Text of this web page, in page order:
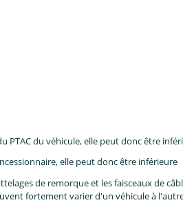
PTAC du véhicule, elle peut donc être
elle peut donc être inférieure
de remorque et les faisceaux de
fortement varier d'un véhicule à